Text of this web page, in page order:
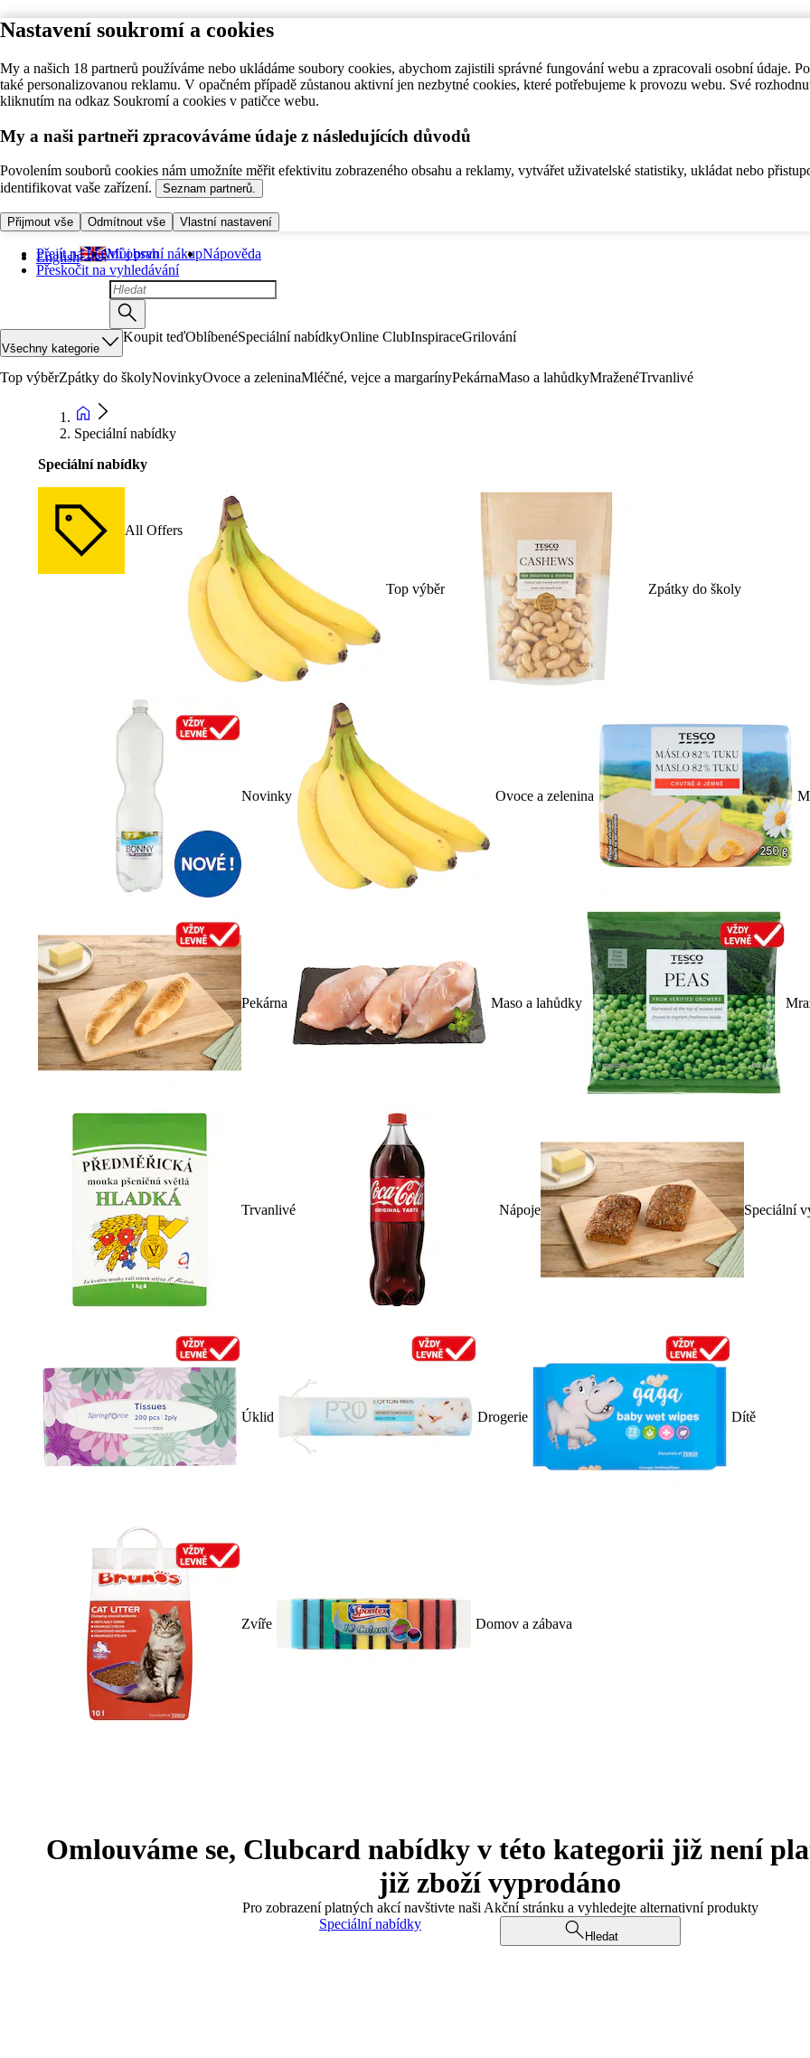
Nastavení soukromí a cookies
My a našich 18 partnerů používáme nebo ukládáme soubory cookies, abychom zajistili správné fungování webu a zpracovali osobní údaje.
také personalizovanou reklamu. V opačném případě zůstanou aktivní jen nezbytné cookies, které potřebujeme k provozu webu. Své
kliknutím na odkaz Soukromí a cookies v patičce webu.
My a naši partneři zpracováváme údaje z následujících důvodů
Povolením souborů cookies nám umožníte měřit efektivitu zobrazeného obsahu a reklamy, vytvářet uživatelské statistiky, ukládat nebo
identifikovat vaše zařízení.
Seznam partnerů.
Přijmout vše Odmítnout vše Vlastní nastavení
Přejít na hlavní obsah
Přeskočit na vyhledávání
English Můj první nákupNápověda
Všechny kategorie
Koupit teďOblíbenéSpeciální nabídkyOnline ClubInspiraceGrilování
Top výběrZpátky do školyNovinkyOvoce a zeleninaMléčné, vejce a margarínyPekárnaMaso a lahůdkyMraženéTrvanlivé
Speciální nabídky
Speciální nabídky
All Offers
Top výběr Zpátky do školy
Novinky Ovoce a zelenina
Pekárna Maso a lahůdky
Trvanlivé Nápoje Speciální
Úklid Drogerie Dítě
Zvíře Domov a zábava
Omlouváme se, Clubcard nabídky v této kategorii již není
již zboží vyprodáno
Pro zobrazení platných akcí navštivte naši Akční stránku a vyhledejte alternativní produkty
Speciální nabídky
Hledat